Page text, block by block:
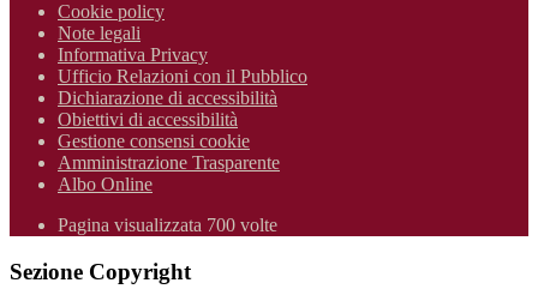
Cookie policy
Note legali
Informativa Privacy
Ufficio Relazioni con il Pubblico
Dichiarazione di accessibilità
Obiettivi di accessibilità
Gestione consensi cookie
Amministrazione Trasparente
Albo Online
Pagina visualizzata 700 volte
Sezione Copyright